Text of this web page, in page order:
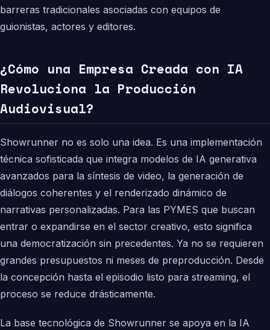
barreras tradicionales asociadas con equipos de
guionistas, actores y editores.
¿Cómo una Empresa Creada con IA
Revoluciona la Producción
Audiovisual?
Showrunner no es solo una idea. Es una implementación
técnica sofisticada que integra modelos de IA generativa
avanzados para la síntesis de video, la generación de
diálogos coherentes y el renderizado dinámico de
narrativas personalizadas. Para las PYMES que buscan
entrar o expandirse en el sector creativo, esto significa
una democratización sin precedentes. Ya no se requieren
grandes presupuestos ni meses de preproducción. Desde
la concepción hasta el episodio listo para streaming, el
proceso se reduce drásticamente.
La base tecnológica de Showrunner se apoya en la IA